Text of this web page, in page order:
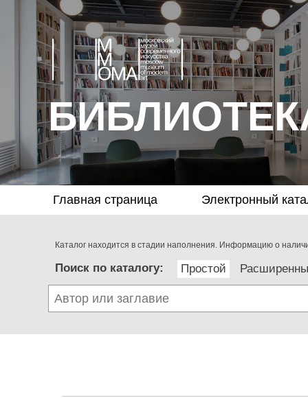
Главная страница Электронный
Каталог находится в стадии наполнения. Информацию о
Поиск по каталогу: Простой